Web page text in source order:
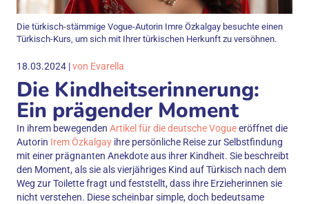
Die türkisch-stämmige Vogue-Autorin Imre Özkalgay besuchte einen
Türkisch-Kurs, um sich mit Ihrer türkischen Herkunft zu versöhnen.
18.03.2024 |von Evarella
Die Kindheitserinnerung:
Ein prägender Moment
In ihrem bewegenden Artikel für die deutsche Vogueeröffnet die
Autorin Irem Özkalgay ihre persönliche Reise zur Selbstfindung
mit einer prägnanten Anekdote aus ihrer Kindheit. Sie beschreibt
den Moment, als sie als vierjähriges Kind auf Türkisch nach dem
Weg zur Toilette fragt und feststellt, dass ihre Erzieherinnen sie
nicht verstehen. Diese scheinbar simple, doch bedeutsame